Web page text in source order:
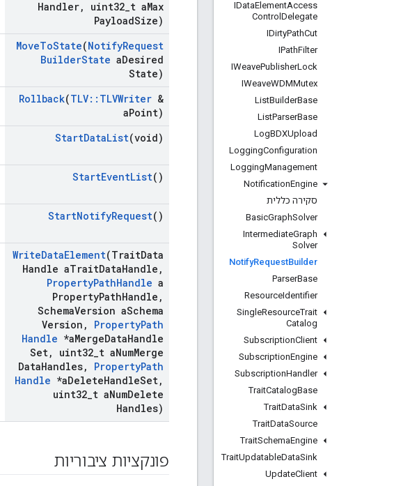
IDataElementAccess
Control Delegate
IDirtyPathCut
IPathFilter
IWeavePublisherLock
IWeaveWDMMutex
ListBuilderBase
ListParserBase
LogBDXUpload
LoggingConfiguration
LoggingManagement
NotificationEngine
סקירה כללית
BasicGraphSolver
IntermediateGraph
Solver
NotifyRequestBuilder
ParserBase
ResourceIdentifier
SingleResourceTrait
Catalog
SubscriptionClient
SubscriptionEngine
SubscriptionHandler
TraitCatalogBase
TraitDataSink
TraitDataSource
TraitSchemaEngine
TraitUpdatableDataSink
UpdateClient
Handler, uint32 t aMax
PayloadSize)
MoveToState(NotifyRequest
BuilderState aDesired
State)
Rollback(TLV:: TLVWriter &
aPoint)
StartDataList(void)
StartEventList()
StartNotifyRequest()
WriteDataElement(TraitData
Handle aTraitDataHandle ,
PropertyPathHandle a
PropertyPathHandle ,
SchemaVersion aSchema
Version , PropertyPath
Handle *aMergeDataHandle
Set, uint32 t aNumMerge
DataHandles, PropertyPath
Handle *aDeleteHandleSet,
uint32 t aNumDelete
Handles)
פונקציות ציבוריות